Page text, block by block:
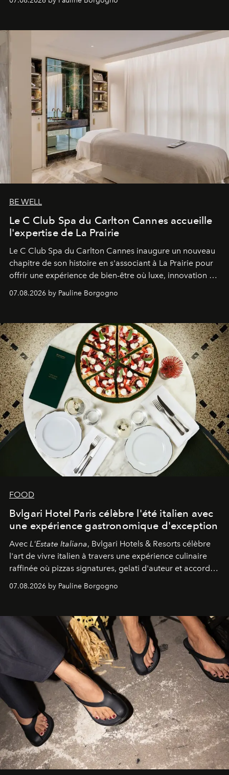
générationnel.
BE WELL
Le C Club Spa du Carlton Cannes accueille
l'expertise de La Prairie
Le C Club Spa du Carlton Cannes inaugure un nouveau
chapitre de son histoire en s'associant à La Prairie pour
offrir une expérience de bien-être où luxe, innovation et
expertise se rencontrent.
07.08.2026 by Pauline Borgogno
FOOD
Bvlgari Hotel Paris célèbre l'été italien avec
une expérience gastronomique d'exception
Avec L'Estate Italiana, Bvlgari Hotels & Resorts célèbre
l'art de vivre italien à travers une expérience culinaire
raffinée où pizzas signatures, gelati d'auteur et accords
d'exception composent un véritable voyage sensoriel.
07.08.2026 by Pauline Borgogno